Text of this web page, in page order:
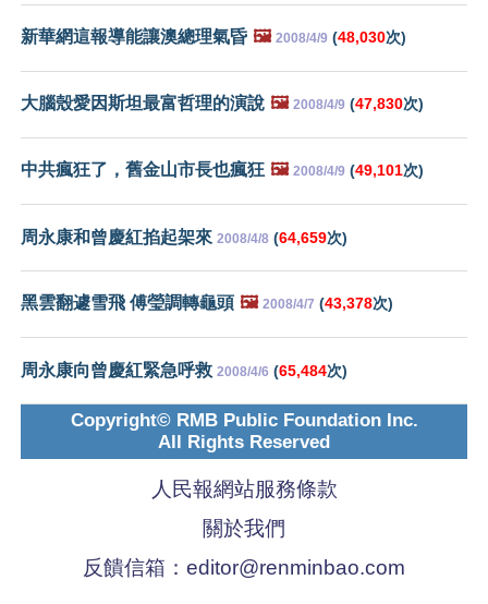
新華網這報導能讓澳總理氣昏 🖼️ 2008/4/9 (48,030次)
大腦殼愛因斯坦最富哲理的演說 🖼️ 2008/4/9 (47,830次)
中共瘋狂了，舊金山市長也瘋狂 🖼️ 2008/4/9 (49,101次)
周永康和曾慶紅掐起架來 2008/4/8 (64,659次)
黑雲翻遽雪飛 傅瑩調轉龜頭 🖼️ 2008/4/7 (43,378次)
周永康向曾慶紅緊急呼救 2008/4/6 (65,484次)
Copyright© RMB Public Foundation Inc.
All Rights Reserved
人民報網站服務條款
關於我們
反饋信箱： editor@renminbao.com